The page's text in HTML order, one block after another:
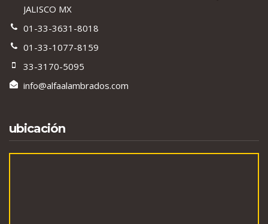
JALISCO MX
01-33-3631-8018
01-33-1077-8159
33-3170-5095
info@alfaalambrados.com
ubicación